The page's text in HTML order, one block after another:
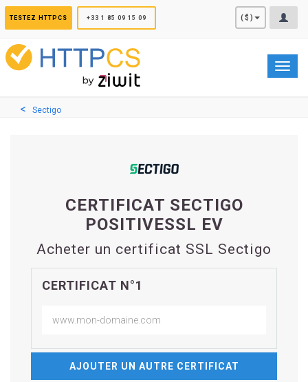
TESTEZ HTTPCS +33 1 85 09 15 09 ($)
Sectigo
CERTIFICAT SECTIGO
POSITIVESSL EV
Acheter un certificat SSL Sectigo
CERTIFICAT N°1
AJOUTER UN AUTRE CERTIFICAT
Panneau de gestion des cookies